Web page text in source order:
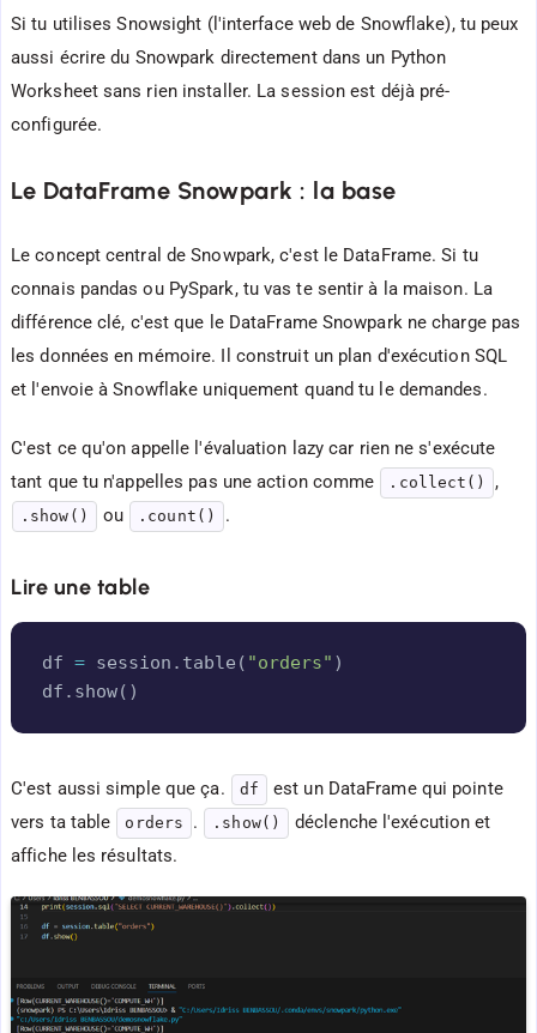
Si tu utilises Snowsight (l'interface web de Snowflake), tu peux
aussi écrire du Snowpark directement dans un Python
Worksheet sans rien installer. La session est déjà pré-
configurée.
Le DataFrame Snowpark : la base
Le concept central de Snowpark, c'est le DataFrame. Si tu
connais pandas ou PySpark, tu vas te sentir à la maison. La
différence clé, c'est que le DataFrame Snowpark ne charge pas
les données en mémoire. Il construit un plan d'exécution SQL
et l'envoie à Snowflake uniquement quand tu le demandes.
C'est ce qu'on appelle l'évaluation lazy car rien ne s'exécute
tant que tu n'appelles pas une action comme
.collect() ,
.show() ou .count() .
Lire une table
df = session . table ( "orders" )
df . show( )
C'est aussi simple que ça. df
est un DataFrame qui pointe
vers ta table
orders . .show()
déclenche l'exécution et
affiche les résultats.